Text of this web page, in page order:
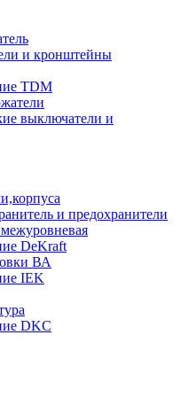
и кронштейны
TDM
выключатели и
и предохранители
DeKraft
ВА
IEK
DKC